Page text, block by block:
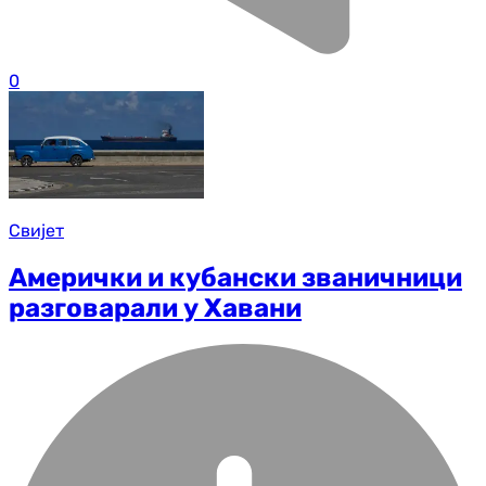
0
Свијет
Амерички и кубански званичници
разговарали у Хавани